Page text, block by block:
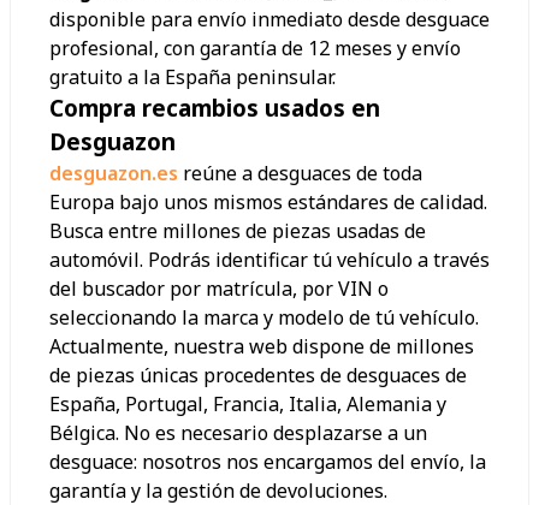
disponible para envío inmediato desde desguace
profesional, con garantía de 12 meses y envío
gratuito a la España peninsular.
Compra recambios usados en
Desguazon
desguazon.es reúne a desguaces de toda
Europa bajo unos mismos estándares de calidad.
Busca entre millones de piezas usadas de
automóvil. Podrás identificar tú vehículo a través
del buscador por matrícula, por VIN o
seleccionando la marca y modelo de tú vehículo.
Actualmente, nuestra web dispone de millones
de piezas únicas procedentes de desguaces de
España, Portugal, Francia, Italia, Alemania y
Bélgica. No es necesario desplazarse a un
desguace: nosotros nos encargamos del envío, la
garantía y la gestión de devoluciones.